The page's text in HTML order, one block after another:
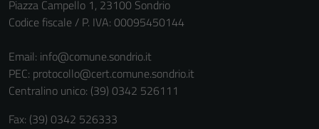
Piazza Campello 1, 23100 Sondrio
Codice fiscale / P. IVA: 00095450144
Email: info@comune.sondrio.it
PEC: protocollo@cert.comune.sondrio.it
Centralino unico: (39) 0342 526111
Fax: (39) 0342 526333